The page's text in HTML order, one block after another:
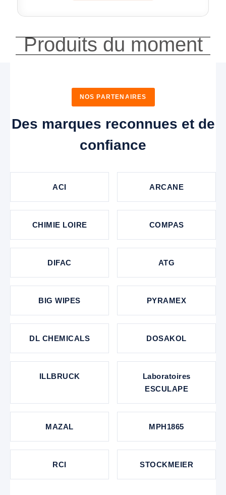
Produits du moment
NOS PARTENAIRES
Des marques reconnues et de
confiance
ACI ARCANE
CHIMIE LOIRE COMPAS
DIFAC ATG
BIG WIPES PYRAMEX
DL CHEMICALS DOSAKOL
ILLBRUCK
Laboratoires
ESCULAPE
MAZAL MPH1865
RCI STOCKMEIER